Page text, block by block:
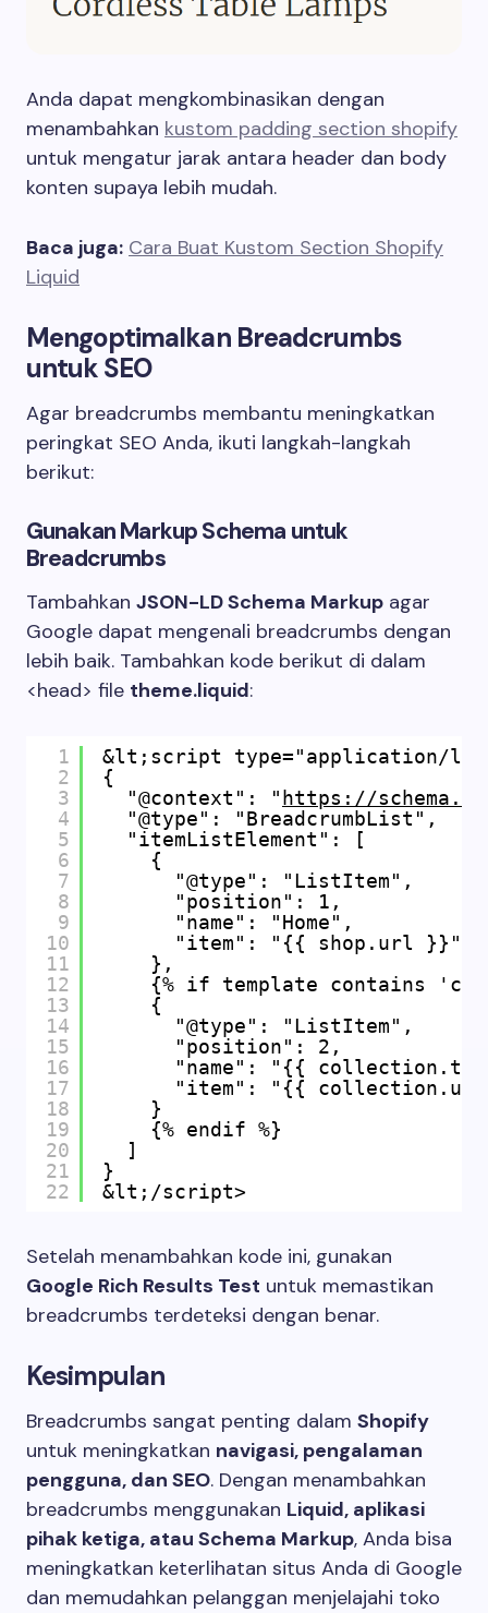
Anda dapat mengkombinasikan dengan
menambahkan kustom padding section shopify
untuk mengatur jarak antara header dan body
konten supaya lebih mudah.
Baca juga: Cara Buat Kustom Section Shopify
Liquid
Mengoptimalkan Breadcrumbs
untuk SEO
Agar breadcrumbs membantu meningkatkan
peringkat SEO Anda, ikuti langkah-langkah
berikut:
Gunakan Markup Schema untuk
Breadcrumbs
Tambahkan JSON-LD Schema Markup agar
Google dapat mengenali breadcrumbs dengan
lebih baik. Tambahkan kode berikut di dalam
<head> file theme.liquid:
1
2
3
4
5
6
7
8
9
10
11
12
13
14
15
16
17
18
19
20
21
22
&lt;script type="application/
{
"@context": " https://
"@type": "BreadcrumbList",
"itemListElement": [
{
"@type": "ListItem",
"position": 1,
"name": "Home",
"item": "{{ shop.url }}"
},
{% if template contains
{
"@type": "ListItem",
"position": 2,
"name": "{{
"item": "{{
}
{% endif %}
]
}
&lt;/script>
Setelah menambahkan kode ini, gunakan
Google Rich Results Test untuk memastikan
breadcrumbs terdeteksi dengan benar.
Kesimpulan
Breadcrumbs sangat penting dalam Shopify
untuk meningkatkan navigasi, pengalaman
pengguna, dan SEO. Dengan menambahkan
breadcrumbs menggunakan Liquid, aplikasi
pihak ketiga, atau Schema Markup, Anda bisa
meningkatkan keterlihatan situs Anda di Google
dan memudahkan pelanggan menjelajahi toko